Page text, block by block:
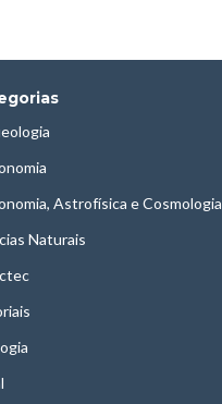
Astrofísica e Cosmologia
Naturais